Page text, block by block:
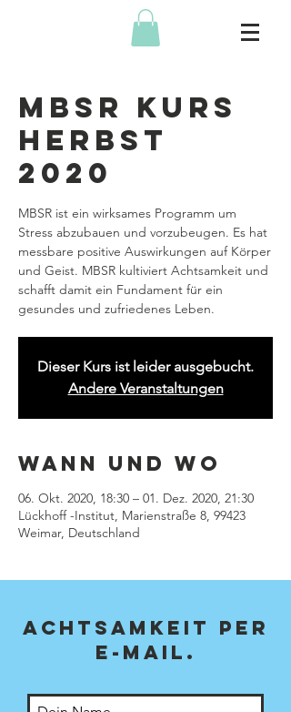
MBSR Kurs
Herbst
2020
MBSR ist ein wirksames Programm um
Stress abzubauen und vorzubeugen. Es hat
messbare positive Auswirkungen auf Körper
und Geist. MBSR kultiviert Achtsamkeit und
schafft damit ein Fundament für ein
gesundes und zufriedenes Leben.
Dieser Kurs ist leider ausgebucht.
Andere Veranstaltungen
Wann und Wo
06. Okt. 2020, 18:30 – 01. Dez. 2020, 21:30
Lückhoff -Institut, Marienstraße 8, 99423
Weimar, Deutschland
achTsamkeit per
E-Mail.